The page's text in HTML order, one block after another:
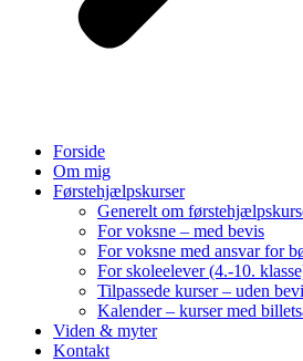
Forside
Om mig
Førstehjælpskurser
Generelt om
For voksne – med bevis
For voksne med ansvar for
For skoleelever (4.-10.
Tilpassede kurser – uden
Kalender – kurser med
Viden & myter
Kontakt